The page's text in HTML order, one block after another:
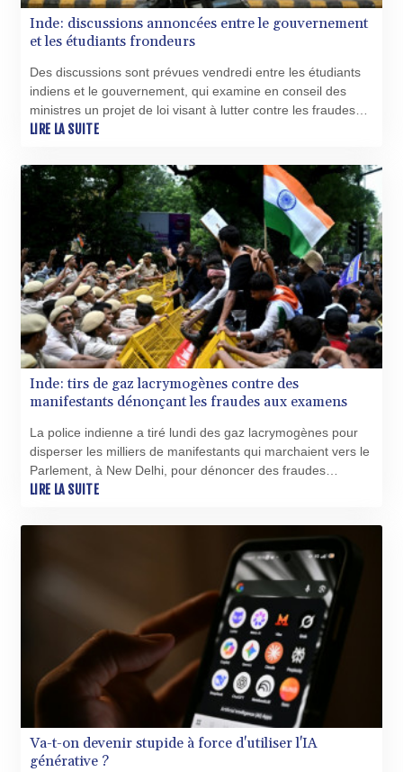
XOF 655.495238
ZAR 18.707811
ZMK 10391.663406
ZMW 21.598785
AED 4.240317
AFN 75.613798
ALL 93.083621
AMD 422.304338
AOA 1058.65099
ARS 1729.863941
AUD 1.63662
AWG 2.078049
AZN 1.966429
BAM 1.954423
BBD 2.325762
BDT 142.67949
BIF 3446.098132
BMD 1.154472
BND 1.477659
BTN 109.989518
BWP 15.555907
BYN 3.432982
BYR 22627.646025
BZD 2.322364
CAD 1.609934
CDF 2611.992228
CHF 0.935157
CLF 0.026841
CLP 1056.411264
CNY 7.789916
Inde: discussions annoncées entre le gouvernement
et les étudiants frondeurs
Des discussions sont prévues vendredi entre les étudiants
indiens et le gouvernement, qui examine en conseil des
ministres un projet de loi visant à lutter contre les fraudes
aux examens à l'origine de la contestation qui agite le pays
LIRE LA SUITE
Inde: tirs de gaz lacrymogènes contre des
manifestants dénonçant les fraudes aux examens
La police indienne a tiré lundi des gaz lacrymogènes pour
disperser les milliers de manifestants qui marchaient vers le
Parlement, à New Delhi, pour dénoncer des fraudes
présumées aux examens universitaires et exiger la
LIRE LA SUITE
Va-t-on devenir stupide à force d'utiliser l'IA
générative ?